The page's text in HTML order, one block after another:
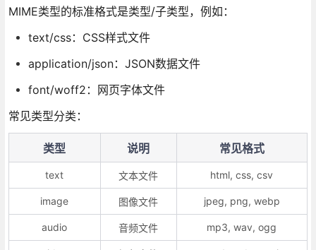
MIME类型的标准格式是类型/子类型，例如：
text/css：CSS样式文件
application/json：JSON数据文件
font/woff2：网页字体文件
常见类型分类：
类型 说明 常见格式
text 文本文件 html, css, csv
image 图像文件 jpeg, png, webp
audio 音频文件 mp3, wav, ogg